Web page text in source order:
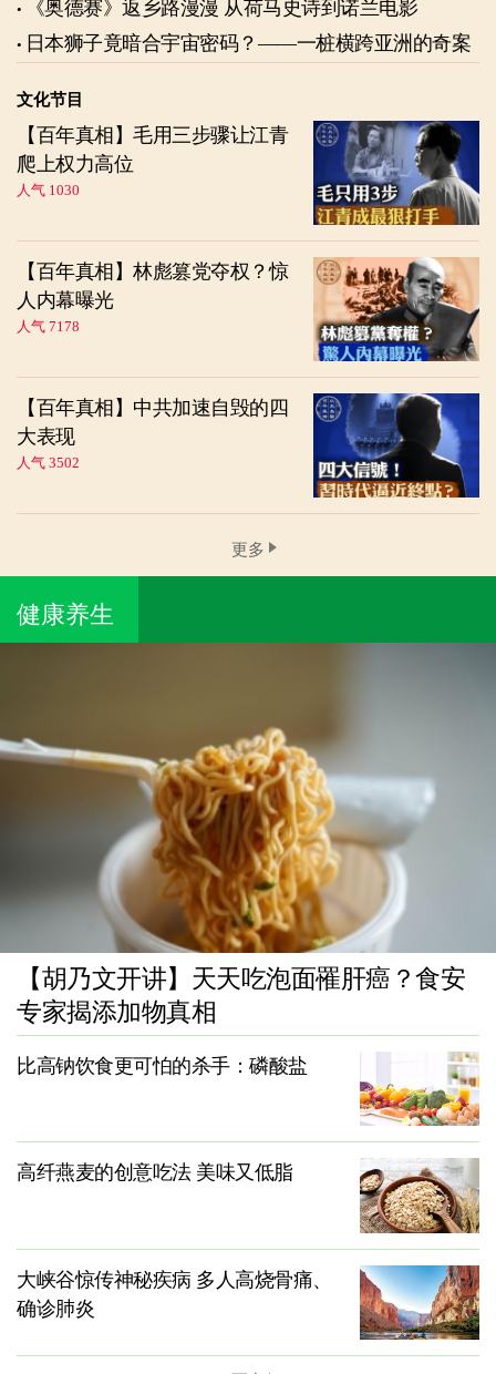
《奥德赛》返乡路漫漫 从荷马史诗到诺兰电影
日本狮子竟暗合宇宙密码？——一桩横跨亚洲的奇案
文化节目
【百年真相】毛用三步骤让江青
爬上权力高位
人气 1030
【百年真相】林彪篡党夺权？惊
人内幕曝光
人气 7178
【百年真相】中共加速自毁的四
大表现
人气 3502
更多
健康养生
【胡乃文开讲】天天吃泡面罹肝癌？食安
专家揭添加物真相
比高钠饮食更可怕的杀手：磷酸盐
高纤燕麦的创意吃法 美味又低脂
大峡谷惊传神秘疾病 多人高烧骨痛、
确诊肺炎